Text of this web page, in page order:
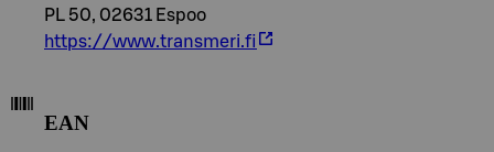
PL 50, 02631 Espoo
https://www.transmeri.fi
EAN